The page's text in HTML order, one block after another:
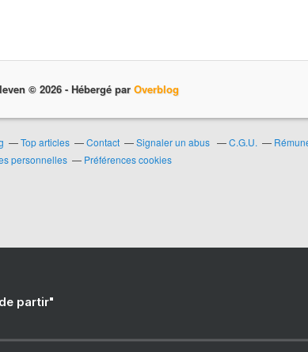
© 2026 - Hébergé par Overblog
Top articles Contact Signaler un abus C.G.U.
personnelles
Préférences cookies
partir"